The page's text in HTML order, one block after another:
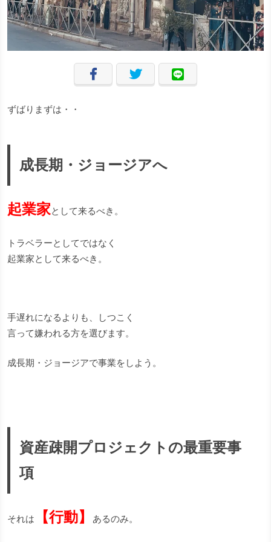
ずばりまずは・・
成長期・ジョージアへ
起業家として来るべき。
トラベラーとしてではなく
起業家として来るべき。
手遅れになるよりも、しつこく
言って嫌われる方を選びます。
成長期・ジョージアで事業をしよう。
資産疎開プロジェクトの最重要事
項
それは 【行動】 あるのみ。